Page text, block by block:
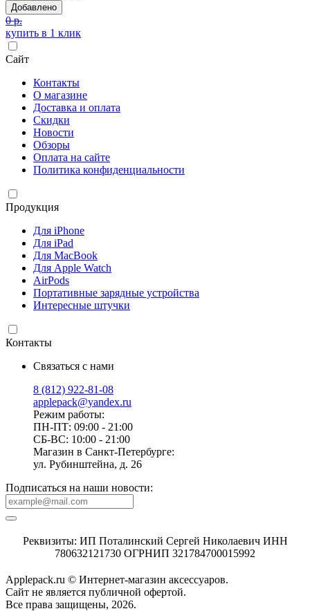
Добавлено
0 р.
купить в 1 клик
Сайт
Контакты
О магазине
Доставка и оплата
Скидки
Новости
Обзоры
Оплата на сайте
Политика конфиденциальности
Продукция
Для iPhone
Для iPad
Для MacBook
Для Apple Watch
AirPods
Портативные зарядные устройства
Интересные штучки
Контакты
Связаться с нами
8 (812) 922-81-08
applepack@yandex.ru
Режим работы:
ПН-ПТ: 09:00 - 21:00
СБ-ВС: 10:00 - 21:00
Магазин в Санкт-Петербурге:
ул. Рубинштейна, д. 26
Подписаться на наши новости:
Реквизиты: ИП Поталинский Сергей Николаевич ИНН
780632121730 ОГРНИП 321784700015992
Applepack.ru © Интернет-магазин аксессуаров.
Cайт не является публичной офертой.
Все права защищены, 2026.